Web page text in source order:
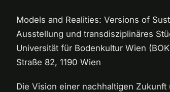
Models and Realities: Versions of
Ausstellung und transdisziplinäres
Universität für Bodenkultur Wien
Straße 82, 1190 Wien
Die Vision einer nachhaltigen